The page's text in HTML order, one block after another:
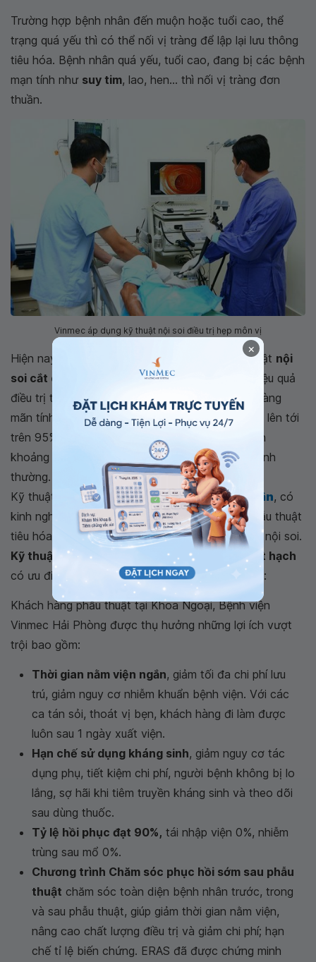
Trường hợp bệnh nhân đến muộn hoặc tuổi cao, thể
trạng quá yếu thì có thể nối vị tràng để lập lại lưu thông
tiêu hóa. Bệnh nhân quá yếu, tuổi cao, đang bị các bệnh
mạn tính như suy tim, lao, hen... thì nối vị tràng đơn
thuần.
Vinmec áp dụng kỹ thuật nội soi điều trị hẹp môn vị
Hiện nay, Vinmec Hải Phòng đã áp dụng kỹ thuật nội
soi cắt dạ dày kết hợp với nạo vét hạch
cho hiệu quả
điều trị tốt bệnh hẹp môn vị do loét dạ dày tá tràng
mãn tính. Phương pháp này đạt tỷ lệ thành công lên tới
trên 95%, bệnh nhân chỉ cần nằm viện trung bình
khoảng 5 ngày là có thể ra viện và hoạt động bình
thường.
Kỹ thuật được thực hiện bởiBác sĩ Vũ Văn Quân, có
kinh nghiệm hơn 10 năm trong chuyên ngành phẫu thuật
tiêu hóa và được đào tạo bài bản về phẫu thuật nội soi.
Kỹ thuật nội soi cắt dạ dày kết hợp với nạo vét hạch
có ưu điểm vượt trội so với phương pháp mổ mở:
Khách hàng phẫu thuật tại Khoa Ngoại, Bệnh viện
Vinmec Hải Phòng được thụ hưởng những lợi ích vượt
trội bao gồm:
Thời gian nằm viện ngắn, giảm tối đa chi phí lưu
trú, giảm nguy cơ nhiễm khuẩn bệnh viện. Với các
ca tán sỏi, thoát vị bẹn, khách hàng đi làm được
luôn sau 1 ngày xuất viện.
Hạn chế sử dụng kháng sinh, giảm nguy cơ tác
dụng phụ, tiết kiệm chi phí, người bệnh không bị lo
lắng, sợ hãi khi tiêm truyền kháng sinh và theo dõi
sau dùng thuốc.
Tỷ lệ hồi phục đạt 90%, tái nhập viện 0%, nhiễm
trùng sau mổ 0%.
Chương trình Chăm sóc phục hồi sớm sau phẫu
thuật chăm sóc toàn diện bệnh nhân trước, trong
và sau phẫu thuật, giúp giảm thời gian nằm viện,
nâng cao chất lượng điều trị và giảm chi phí; hạn
chế tỉ lệ biến chứng. ERAS đã được chứng minh
×